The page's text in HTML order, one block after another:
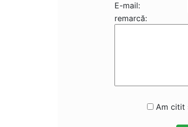
E-mail:
remarcă:
Am citit